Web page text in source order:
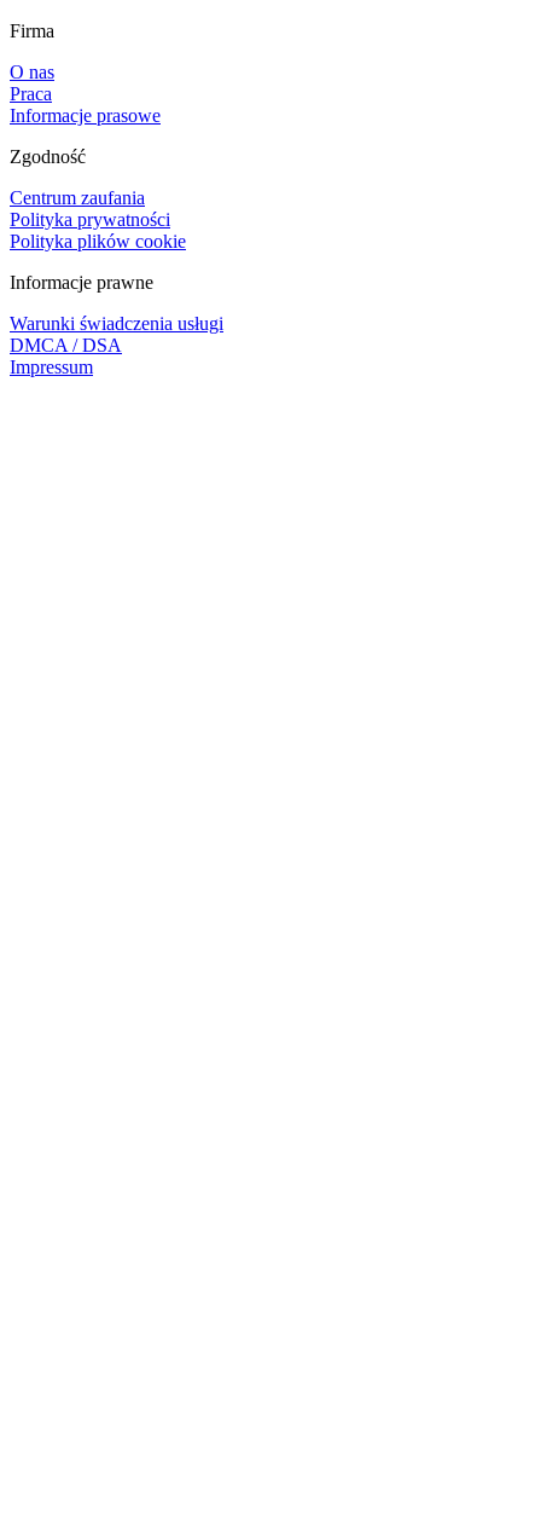
Firma
O nas
Praca
Informacje prasowe
Zgodność
Centrum zaufania
Polityka prywatności
Polityka plików cookie
Informacje prawne
Warunki świadczenia usługi
DMCA / DSA
Impressum